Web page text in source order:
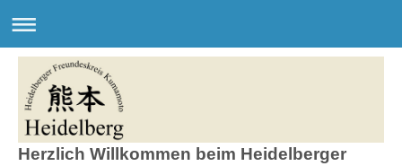
Herzlich Willkommen beim Heidelberger